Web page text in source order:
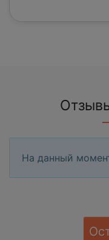
На данный